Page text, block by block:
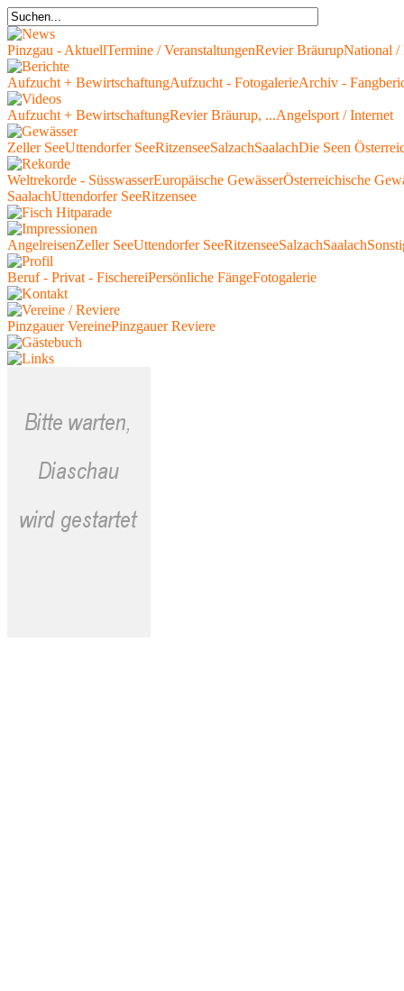
Pinzgau - AktuellTermine / VeranstaltungenRevier BräurupNational /
Aufzucht + BewirtschaftungAufzucht - FotogalerieArchiv -
Aufzucht + BewirtschaftungRevier Bräurup, ...Angelsport / Internet
Zeller SeeUttendorfer SeeRitzenseeSalzachSaalachDie Seen
Weltrekorde - SüsswasserEuropäische GewässerÖsterreichische
SaalachUttendorfer SeeRitzensee
AngelreisenZeller SeeUttendorfer SeeRitzenseeSalzachSaalach
Beruf - Privat - FischereiPersönliche FängeFotogalerie
Pinzgauer VereinePinzgauer Reviere